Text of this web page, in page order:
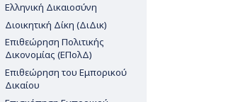
Ελληνική Δικαιοσύνη
Διοικητική Δίκη (ΔιΔικ)
Επιθεώρηση Πολιτικής
Δικονομίας (ΕΠολΔ)
Επιθεώρηση του Εμπορικού
Δικαίου